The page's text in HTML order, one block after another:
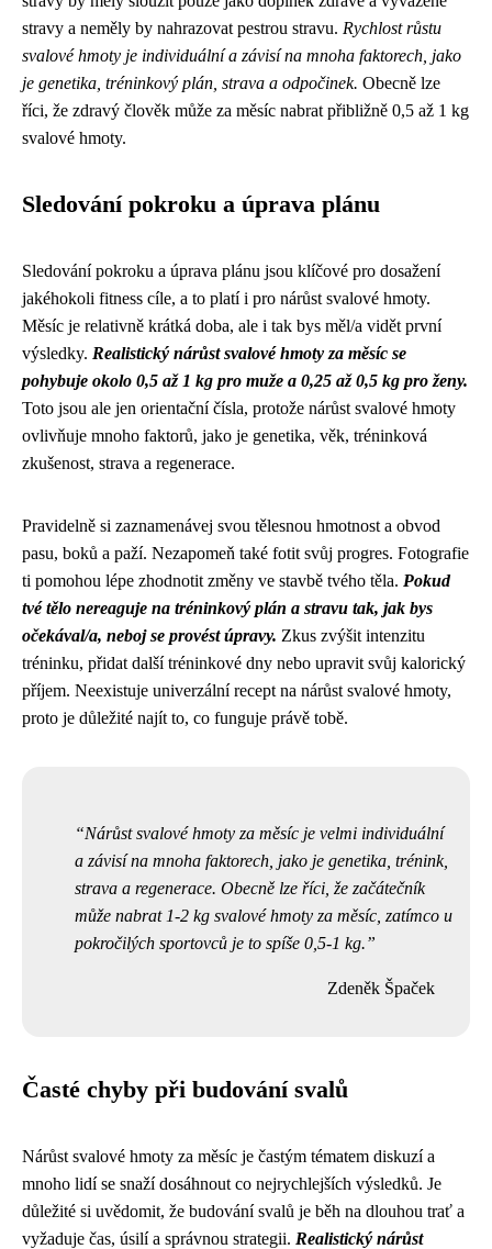
stravy a neměly by nahrazovat pestrou stravu. Rychlost růstu
svalové hmoty je individuální a závisí na mnoha faktorech, jako
je genetika, tréninkový plán, strava a odpočinek. Obecně lze
říci, že zdravý člověk může za měsíc nabrat přibližně 0,5 až 1 kg
svalové hmoty.
Sledování pokroku a úprava plánu
Sledování pokroku a úprava plánu jsou klíčové pro dosažení
jakéhokoli fitness cíle, a to platí i pro nárůst svalové hmoty.
Měsíc je relativně krátká doba, ale i tak bys měl/a vidět první
výsledky. Realistický nárůst svalové hmoty za měsíc se
pohybuje okolo 0,5 až 1 kg pro muže a 0,25 až 0,5 kg pro ženy.
Toto jsou ale jen orientační čísla, protože nárůst svalové hmoty
ovlivňuje mnoho faktorů, jako je genetika, věk, tréninková
zkušenost, strava a regenerace.
Pravidelně si zaznamenávej svou tělesnou hmotnost a obvod
pasu, boků a paží. Nezapomeň také fotit svůj progres. Fotografie
ti pomohou lépe zhodnotit změny ve stavbě tvého těla. Pokud
tvé tělo nereaguje na tréninkový plán a stravu tak, jak bys
očekával/a, neboj se provést úpravy. Zkus zvýšit intenzitu
tréninku, přidat další tréninkové dny nebo upravit svůj kalorický
příjem. Neexistuje univerzální recept na nárůst svalové hmoty,
proto je důležité najít to, co funguje právě tobě.
Nárůst svalové hmoty za měsíc je velmi individuální
a závisí na mnoha faktorech, jako je genetika, trénink,
strava a regenerace. Obecně lze říci, že začátečník
může nabrat 1-2 kg svalové hmoty za měsíc, zatímco u
pokročilých sportovců je to spíše 0,5-1 kg.
Zdeněk Špaček
Časté chyby při budování svalů
Nárůst svalové hmoty za měsíc je častým tématem diskuzí a
mnoho lidí se snaží dosáhnout co nejrychlejších výsledků. Je
důležité si uvědomit, že budování svalů je běh na dlouhou trať a
vyžaduje čas, úsilí a správnou strategii. Realistický nárůst